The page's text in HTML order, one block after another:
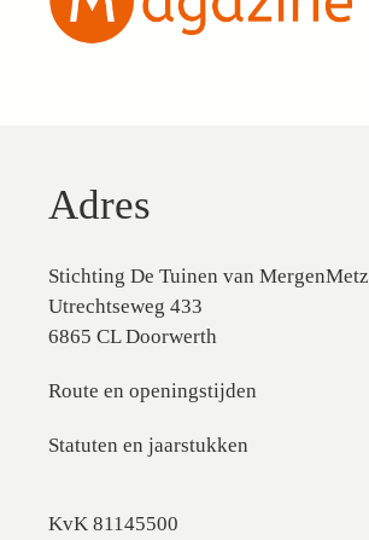
Adres
Stichting De Tuinen van MergenMetz
Utrechtseweg 433
6865 CL Doorwerth
Route en openingstijden
Statuten en jaarstukken
KvK 81145500